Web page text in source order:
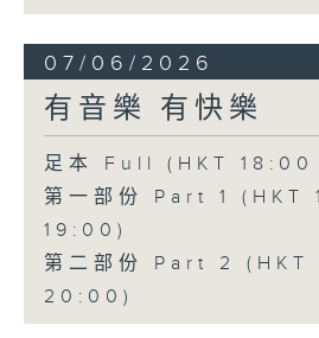
07/06/2026
有音樂 有快樂
足本 Full (HKT
第一部份 Part 1 (HKT
19:00)
第二部份 Part 2
20:00)